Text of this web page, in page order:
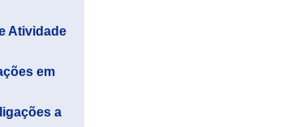
Atividade
em
a